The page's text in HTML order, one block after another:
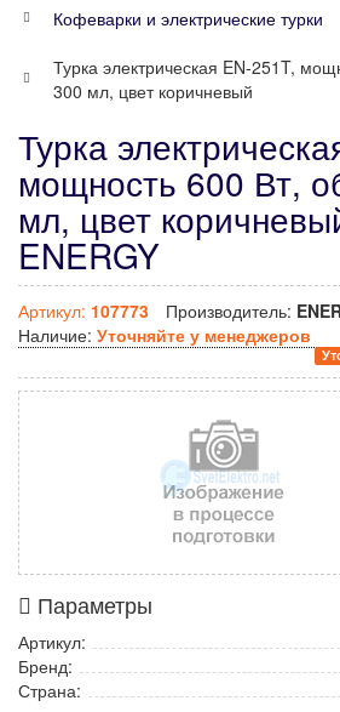
Кофеварки и электрические турки
Турка электрическая EN-251T,
300 мл, цвет коричневый
Турка
мощность 600 Вт,
мл, цвет
ENERGY
Артикул: 107773 Производитель:
Наличие: Уточняйте у менеджеров
Параметры
Артикул:
Бренд:
Страна: